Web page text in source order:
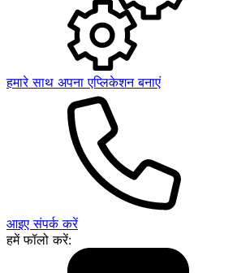
हमारे साथ अपना एप्लिकेशन बनाएं
आइए संपर्क करें
हमें फॉलो करें: